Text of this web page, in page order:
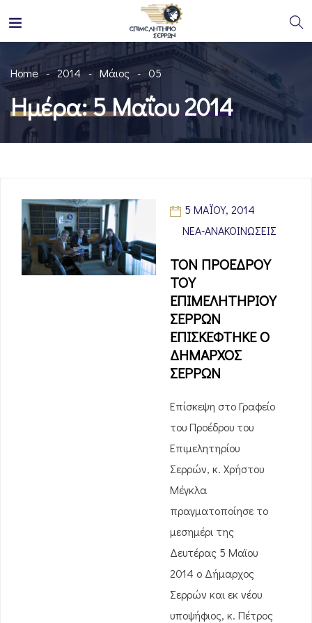
Home 2014 Μάιος 05
Ημέρα:5 Μαΐου 2014
5 ΜΑΪ́ΟΥ, 2014
ΝΈΑ-ΑΝΑΚΟΙΝΏΣΕΙΣ
ΤΟΝ ΠΡΟΕΔΡΟΥ
ΤΟΥ
ΕΠΙΜΕΛΗΤΗΡΙΟΥ
ΣΕΡΡΩΝ
ΕΠΙΣΚΕΦΤΗΚΕ Ο
ΔΗΜΑΡΧΟΣ
ΣΕΡΡΩΝ
Επίσκεψη στο Γραφείο
του Προέδρου του
Επιμελητηρίου
Σερρών, κ. Χρήστου
Μέγκλα
πραγματοποίησε το
μεσημέρι της
Δευτέρας 5 Μαϊου
2014 ο Δήμαρχος
Σερρών και εκ νέου
υποψήφιος, κ. Πέτρος